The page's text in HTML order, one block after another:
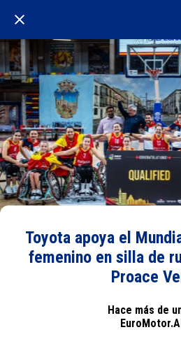
Toyota apoya el
femenino en silla de
Proace
Hace más de